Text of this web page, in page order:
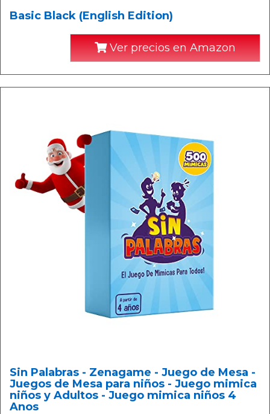
Basic Black (English Edition)
Ver precios en Amazon
Sin Palabras - Zenagame - Juego de Mesa -
Juegos de Mesa para niños - Juego mimica
niños y Adultos - Juego mimica niños 4
Anos